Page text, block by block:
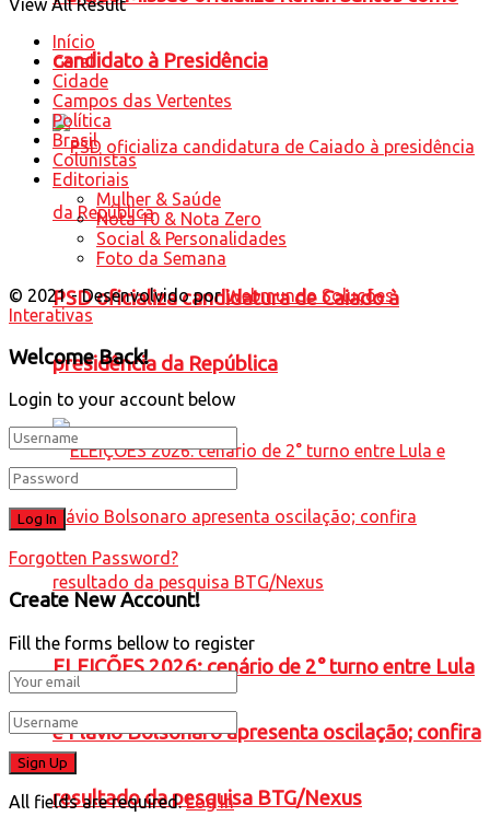
candidato à Presidência
PSD oficializa candidatura de Caiado à
presidência da República
ELEIÇÕES 2026: cenário de 2° turno entre Lula
e Flávio Bolsonaro apresenta oscilação; confira
resultado da pesquisa BTG/Nexus
View All Result
Início
Geral
Cidade
Campos das Vertentes
Política
Brasil
Colunistas
Editoriais
Mulher & Saúde
Nota 10 & Nota Zero
Social & Personalidades
Foto da Semana
© 2021 - Desenvolvido porWebmundo Soluções
Interativas
Welcome Back!
Login to your account below
Forgotten Password?
Create New Account!
Fill the forms bellow to register
All fields are required. Log In